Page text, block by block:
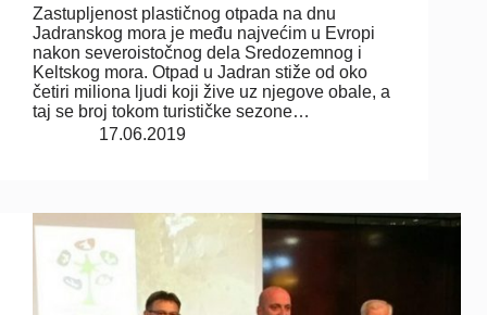
Zastupljenost plastičnog otpada na dnu
Jadranskog mora je među najvećim u Evropi
nakon severoistočnog dela Sredozemnog i
Keltskog mora. Otpad u Jadran stiže od oko
četiri miliona ljudi koji žive uz njegove obale, a
taj se broj tokom turističke sezone…
17.06.2019